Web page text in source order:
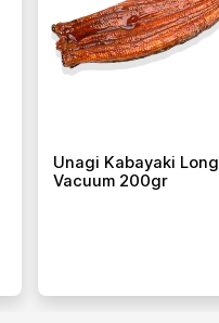
Unagi Kabayaki Long
Vacuum 200gr